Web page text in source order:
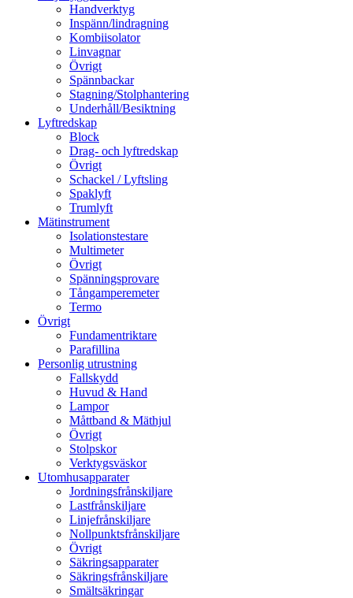
Handverktyg
Inspänn/lindragning
Kombiisolator
Linvagnar
Övrigt
Spännbackar
Stagning/Stolphantering
Underhåll/Besiktning
Lyftredskap
Block
Drag- och lyftredskap
Övrigt
Schackel / Lyftsling
Spaklyft
Trumlyft
Mätinstrument
Isolationstestare
Multimeter
Övrigt
Spänningsprovare
Tångamperemeter
Termo
Övrigt
Fundamentriktare
Parafillina
Personlig utrustning
Fallskydd
Huvud & Hand
Lampor
Måttband & Mäthjul
Övrigt
Stolpskor
Verktygsväskor
Utomhusapparater
Jordningsfrånskiljare
Lastfrånskiljare
Linjefrånskiljare
Nollpunktsfrånskiljare
Övrigt
Säkringsapparater
Säkringsfrånskiljare
Smältsäkringar